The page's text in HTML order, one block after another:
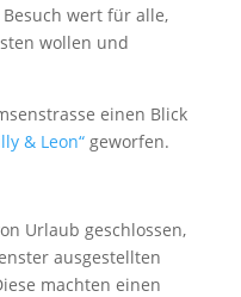
wert für alle,
wollen und
einen Blick
& Leon“geworfen.
Urlaub geschlossen,
ausgestellten
machten einen